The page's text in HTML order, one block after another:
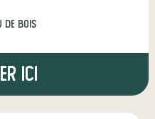
de bois
ici